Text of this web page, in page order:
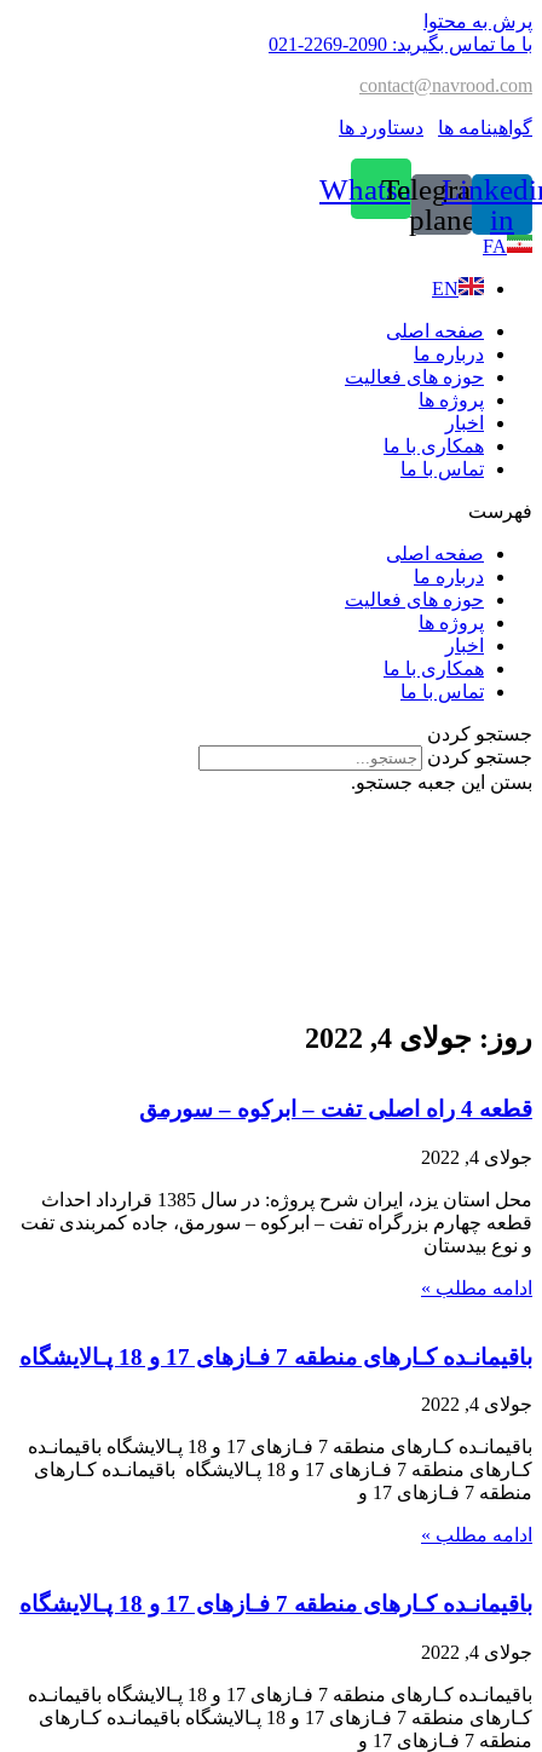
پرش به محتوا
با ما تماس بگیرید: 2090-2269-021
contact@navrood.com
گواهینامه ها دستاورد ها
in
Telegram-
plane
Whatsapp
FA
EN
صفحه اصلی
درباره ما
حوزه های فعالیت
پروژه ها
اخبار
همکاری با ما
تماس با ما
فهرست
صفحه اصلی
درباره ما
حوزه های فعالیت
پروژه ها
اخبار
همکاری با ما
تماس با ما
جستجو کردن
جستجو کردن
بستن این جعبه جستجو.
روز: جولای 4, 2022
قطعه 4 راه اصلی تفت – ابرکوه – سورمق
جولای 4, 2022
محل استان یزد، ایران شرح پروژه: در سال 1385 قرارداد احداث
قطعه چهارم بزرگراه تفت – ابرکوه – سورمق، جاده کمربندی تفت
و نوع بیدستان
ادامه مطلب »
باقیمانـده کـارهای منطقه 7 فـازهای 17 و 18 پـالایشگاه
جولای 4, 2022
باقیمانـده کـارهای منطقه 7 فـازهای 17 و 18 پـالایشگاه باقیمانـده
کـارهای منطقه 7 فـازهای 17 و 18 پـالایشگاه باقیمانـده کـارهای
منطقه 7 فـازهای 17 و
ادامه مطلب »
باقیمانـده کـارهای منطقه 7 فـازهای 17 و 18 پـالایشگاه
جولای 4, 2022
باقیمانـده کـارهای منطقه 7 فـازهای 17 و 18 پـالایشگاه باقیمانـده
کـارهای منطقه 7 فـازهای 17 و 18 پـالایشگاه باقیمانـده کـارهای
منطقه 7 فـازهای 17 و